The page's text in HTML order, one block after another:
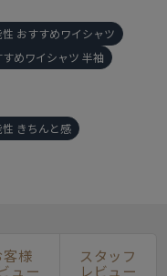
おすすめワイシャツ
めワイシャツ 半袖
きちんと感
客様
ュー
スタッフ
レビュー